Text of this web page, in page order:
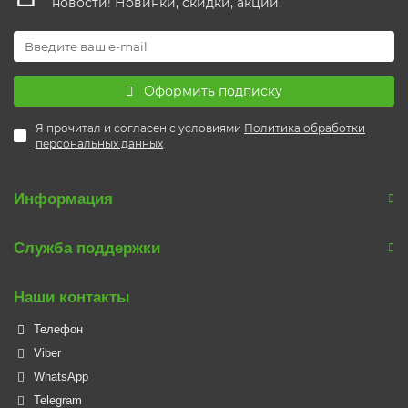
Оформить подписку
Я прочитал и согласен с условиями Политика обработки
персональных данных
Информация
Служба поддержки
Наши контакты
Телефон
Viber
WhatsApp
Telegram